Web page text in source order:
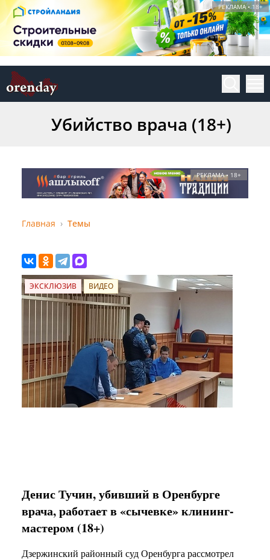
РЕКЛАМА • 18+
Убийство врача (18+)
РЕКЛАМА • 18+
Главная Темы
ЭКСКЛЮЗИВ ВИДЕО
Денис Тучин, убивший в Оренбурге
врача, работает в «сычевке» клининг-
мастером (18+)
Дзержинский районный суд Оренбурга рассмотрел